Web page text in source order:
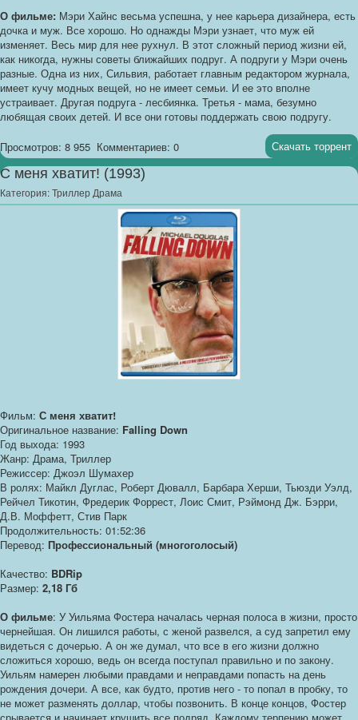
О фильме: Мэри Хайнс весьма успешна, у нее карьера дизайнера, есть
дочка и муж. Все хорошо. Но однажды Мэри узнает, что муж ей
изменяет. Весь мир для нее рухнул. В этот сложный период жизни ей,
как никогда, нужны советы ближайших подруг. А подруги у Мэри очень
разные. Одна из них, Сильвия, работает главным редактором журнала,
имеет кучу модных вещей, но не имеет семьи. И ее это вполне
устраивает. Другая подруга - лесбиянка. Третья - мама, безумно
любящая своих детей. И все они готовы поддержать свою подругу.
Просмотров: 8 955 Комментариев: 0 Скачать торрент
С меня хватит! (1993)
Категория:Триллер Драма
Фильм: С меня хватит!
Оригинальное название: Falling Down
Год выхода: 1993
Жанр: Драма, Триллер
Режиссер: Джоэл Шумахер
В ролях: Майкл Дуглас, Роберт Дювалл, Барбара Херши, Тьюзди Уэлд,
Рейчел Тикотин, Фредерик Форрест, Лоис Смит, Рэймонд Дж. Бэрри,
Д.В. Моффетт, Стив Парк
Продолжительность: 01:52:36
Перевод: Профессиональный (многоголосый)
Качество: BDRip
Размер: 2,18 Гб
О фильме: У Уильяма Фостера началась черная полоса в жизни, просто
чернейшая. Он лишился работы, с женой развелся, а суд запретил ему
видеться с дочерью. А он же думал, что все в его жизни должно
сложиться хорошо, ведь он всегда поступал правильно и по закону.
Уильям намерен любыми правдами и неправдами попасть на день
рождения дочери. А все, как будто, против него - то попал в пробку, то
не может разменять доллар, чтобы позвонить. В конце концов, Фостер